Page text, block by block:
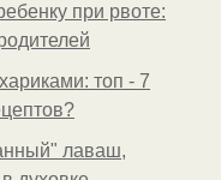
при рвоте:
топ - 7
лаваш,